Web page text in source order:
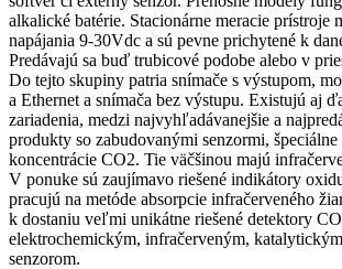
alkalické batérie. Stacionárne meracie prístroje
napájania 9-30Vdc a sú pevne prichytené k
Predávajú sa buď trubicové podobe alebo v
Do tejto skupiny patria snímače s výstupom,
a Ethernet a snímača bez výstupu. Existujú aj
zariadenia, medzi najvyhľadávanejšie a
produkty so zabudovanými senzormi,
koncentrácie CO2. Tie väčšinou majú
V ponuke sú zaujímavo riešené indikátory
pracujú na metóde absorpcie infračerveného
k dostaniu veľmi unikátne riešené detektory
elektrochemickým, infračerveným,
senzorom.